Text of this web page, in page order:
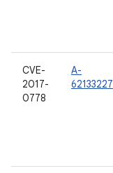
CVE-
2017-
0778
A-
62133227